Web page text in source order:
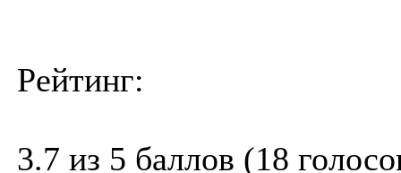
Рейтинг:
3.7 из 5 баллов (18